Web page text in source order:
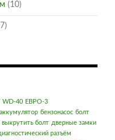
(10)
WD-40 ЕВРО-3
аккумулятор бензонасос болт
выкрутить болт дверные замки
разъём